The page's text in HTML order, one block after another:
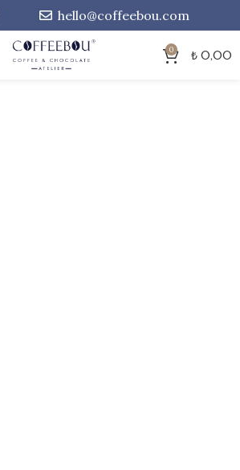
hello@coffeebou.com
0 ₺ 0,00